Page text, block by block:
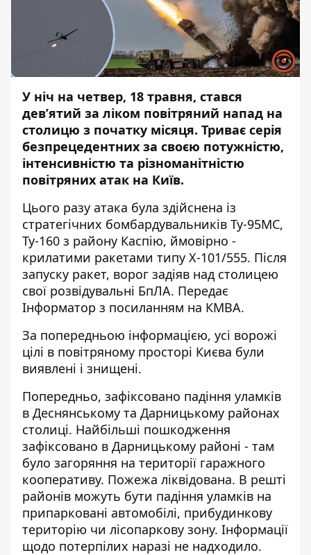
У ніч на четвер, 18 травня, стався
девʼятий за ліком повітряний напад на
столицю з початку місяця. Триває серія
безпрецедентних за своєю потужністю,
інтенсивністю та різноманітністю
повітряних атак на Київ.
Цього разу атака була здійснена із
стратегічних бомбардувальників Ту-95МС,
Ту-160 з району Каспію, ймовірно -
крилатими ракетами типу Х-101/555. Після
запуску ракет, ворог задіяв над столицею
свої розвідувальні БпЛА. Передає
Інформатор з посиланням на КМВА.
За попередньою інформацією, усі ворожі
цілі в повітряному просторі Києва були
виявлені і знищені.
Попередньо, зафіксовано падіння уламків
в Деснянському та Дарницькому районах
столиці. Найбільші пошкодження
зафіксовано в Дарницькому районі - там
було загоряння на території гаражного
кооперативу. Пожежа ліквідована. В решті
районів можуть бути падіння уламків на
припарковані автомобілі, прибудинкову
територію чи лісопаркову зону. Інформації
щодо потерпілих наразі не надходило.